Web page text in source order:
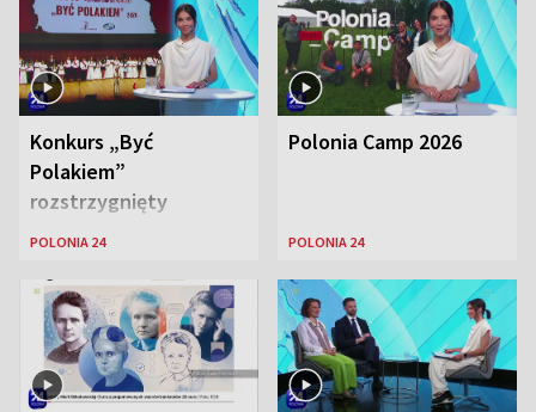
Konkurs „Być
Polakiem”
rozstrzygnięty
POLONIA 24
Polonia Camp 2026
POLONIA 24